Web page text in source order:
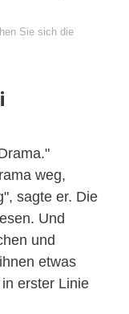
Sie sich die
weg,
sagte er. Die
Und
und
etwas
erster Linie